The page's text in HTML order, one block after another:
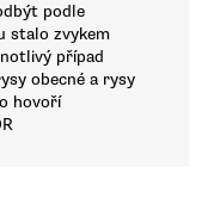
podle
stalo zvykem
případ
obecné a rysy
hovoří